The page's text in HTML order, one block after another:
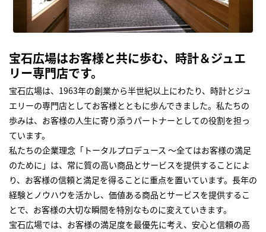
宝石広場はお客様と共に歩む、時計＆ジュエ
リー専門店です。
宝石広場は、1963年の創業から半世紀以上にわたり、時計とジュ
エリーの専門店としてお客様とともに歩んできました。私たちの
歩みは、お客様の人生に寄り添うパートナーとしての役割を担っ
ています。
私たちの企業理念「トータルプロデュース ～全てはお客様の満足
のために」は、常に質の高い商品とサービスを提供することによ
り、お客様の信頼と満足を得ることに重点を置いています。長年の
経験とノウハウを活かし、価値ある商品とサービスを提供するこ
とで、お客様の大切な瞬間を特別なものに変えていきます。
宝石広場では、お客様の満足度を最優先に考え、安心と信頼の高